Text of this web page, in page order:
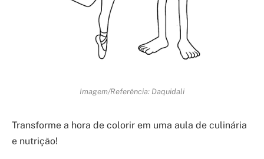
Imagem/Referência: Daquidali
Transforme a hora de colorir em uma aula de culinária
e nutrição!